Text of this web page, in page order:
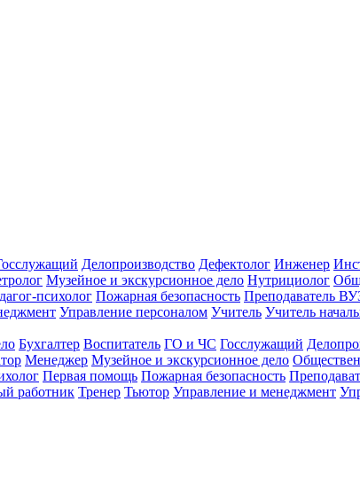
Делопроизводство Дефектолог Инженер
Музейное и экскурсионное дело Нутрициолог
психолог Пожарная безопасность Преподаватель
Управление персоналом Учитель Учитель
Бухгалтер Воспитатель ГО и ЧС Госслужащий
Менеджер Музейное и экскурсионное дело
Первая помощь Пожарная безопасность
работник Тренер Тьютор Управление и менеджмент